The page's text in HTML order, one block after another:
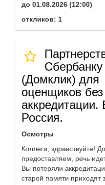
до 01.08.2026 (12:00)
откликов: 1
Сбербанку
(Домклик) для
оценщиков без
аккредитации.
Россия.
Осмотры
Коллеги, здравствуйте!
предоставляем, речь
Вы потеряли
старой памяти приходят